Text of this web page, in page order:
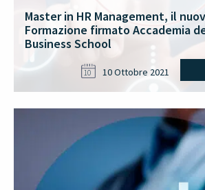
Master in HR Management, il
Formazione firmato Accademia
Business School
10 10 Ottobre 2021